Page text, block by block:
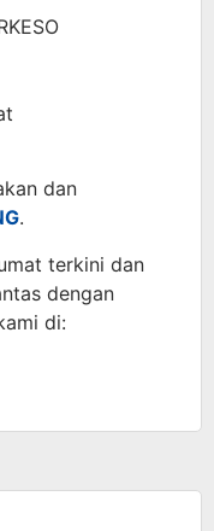
dan
.
terkini dan
dengan
di: